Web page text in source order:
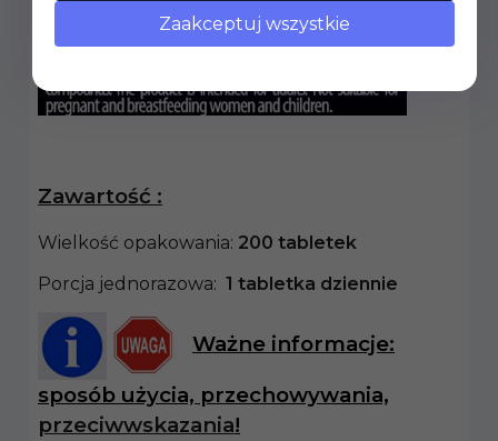
Zawartość :
Wielkość opakowania: 200 tabletek
Porcja jednorazowa: 1 tabletka dziennie
Ważne informacje:
sposób użycia, przechowywania,
przeciwwskazania!
Zaakceptuj wszystkie